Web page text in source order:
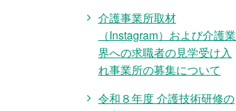
介護事業所取材
（Instagram）および介護業
界への求職者の見学受け入
れ事業所の募集について
令和８年度 介護技術研修の